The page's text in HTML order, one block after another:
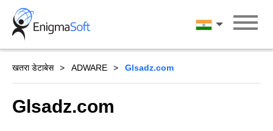
Skip
content
हिन्दी
खतरा डेटाबेस ADWARE Glsadz.com
Glsadz.com